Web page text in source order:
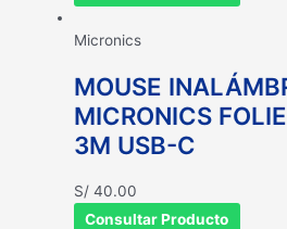
Micronics
MOUSE
MICRONICS
3M USB-C
S/ 40.00
Consultar Producto